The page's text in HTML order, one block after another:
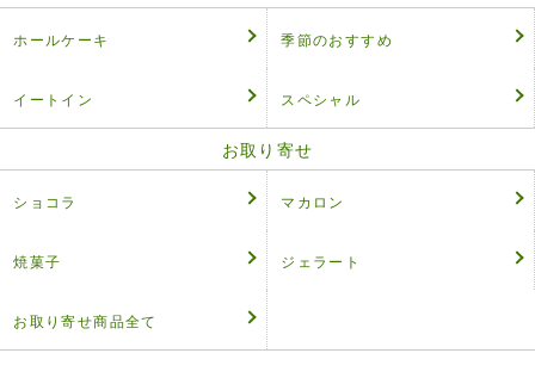
ホールケーキ 季節のおすすめ
イートイン スペシャル
お取り寄せ
ショコラ マカロン
焼菓子 ジェラート
お取り寄せ商品全て